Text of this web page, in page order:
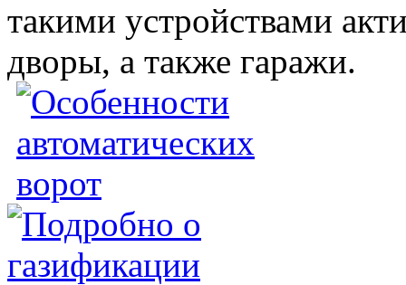
такими устройствами
дворы, а также гаражи.